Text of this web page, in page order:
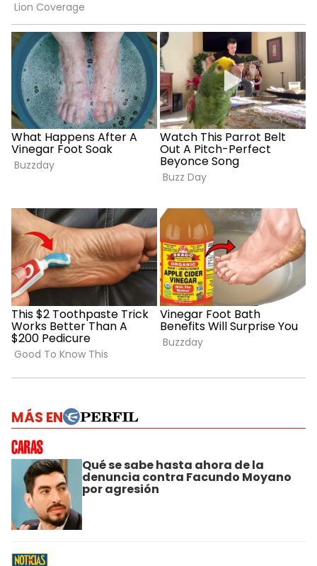
MÁS EN
Qué se sabe hasta ahora de la
denuncia contra Facundo Moyano
por agresión